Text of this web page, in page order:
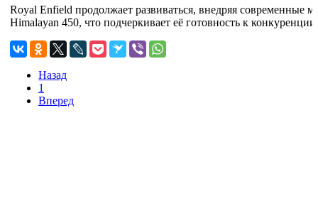
Royal Enfield продолжает развиваться, внедряя современные
Himalayan 450, что подчеркивает её готовность к
Назад
1
Вперед